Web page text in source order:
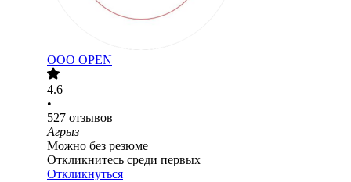
ООО OPEN
4.6
•
527 отзывов
Агрыз
Можно без резюме
Откликнитесь среди первых
Откликнуться